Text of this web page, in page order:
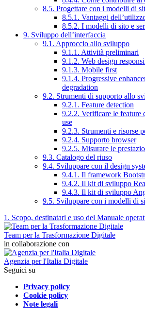
8.5. Progettare con i modelli di
8.5.1. Vantaggi
8.5.2. I modelli di sito e
9. Sviluppo dell’interfaccia
9.1. Approccio allo sviluppo
9.1.1. Attività preliminari
9.1.2. Web design
9.1.3. Mobile first
9.1.4. Progressive
degradation
9.2. Strumenti di supporto allo
9.2.1. Feature detection
9.2.2. Verificare le
use
9.2.3. Strumenti e risorse
9.2.4. Supporto browser
9.2.5. Misurare le
9.3. Catalogo del riuso
9.4. Sviluppare con il design
9.4.1. Il framework
9.4.2. Il kit di sviluppo
9.4.3. Il kit di sviluppo
9.5. Sviluppare con i modelli di
1. Scopo, destinatari e uso del Manuale
Team per la Trasformazione Digitale
in collaborazione con
Agenzia per l'Italia Digitale
Seguici su
Privacy policy
Cookie policy
Note legali